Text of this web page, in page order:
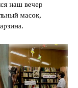
наш вечер
масок,